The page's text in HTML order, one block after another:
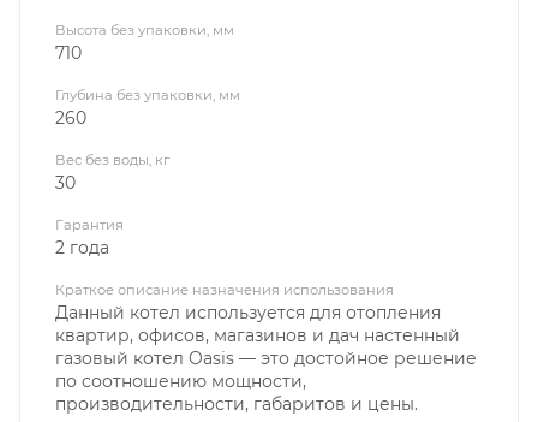
Высота без упаковки, мм
710
Глубина без упаковки, мм
260
Вес без воды, кг
30
Гарантия
2 года
Краткое описание назначения использования
Данный котел используется для отопления
квартир, офисов, магазинов и дач настенный
газовый котел Oasis — это достойное решение
по соотношению мощности,
производительности, габаритов и цены.